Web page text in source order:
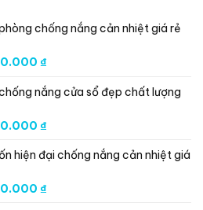
chống nắng cản nhiệt giá rẻ
₫Giá
tại
270.000 ₫.
nắng cửa sổ đẹp chất lượng
₫Giá
tại
270.000 ₫.
hiện đại chống nắng cản nhiệt giá
₫Giá